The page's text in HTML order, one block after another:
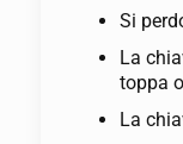
Si
La
toppa
La